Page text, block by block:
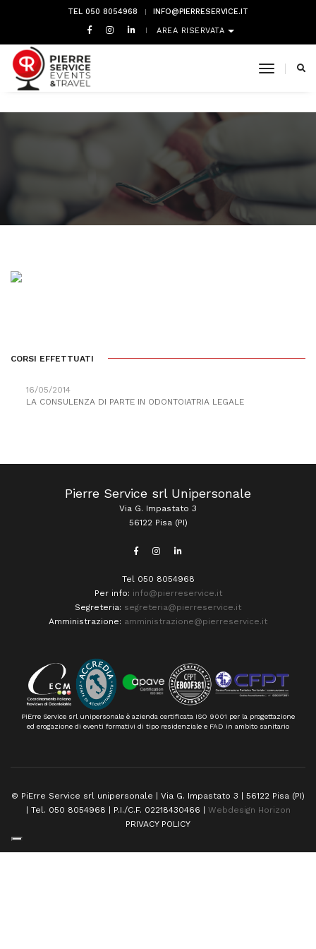
TEL 050 8054968 INFO@PIERRESERVICE.IT
AREA RISERVATA
toggle
CORSI EFFETTUATI
16/05/2014
LA CONSULENZA DI PARTE IN ODONTOIATRIA LEGALE
Pierre Service srl Unipersonale
Via G. Impastato 3
56122 Pisa (PI)
Tel 050 8054968
Per info: info@pierreservice.it
Segreteria: segreteria@pierreservice.it
Amministrazione: amministrazione@pierreservice.it
PiErre Service srl unipersonale è azienda certificata ISO 9001 per la progettazione
ed erogazione di eventi formativi di tipo residenziale e FAD in ambito sanitario
© PiErre Service srl unipersonale | Via G. Impastato 3 | 56122 Pisa (PI)
| Tel. 050 8054968 | P.I./C.F. 02218430466 | Webdesign Horizon
PRIVACY POLICY